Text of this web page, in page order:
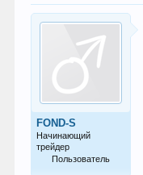
FOND-S
Начинающий
трейдер
Пользователь